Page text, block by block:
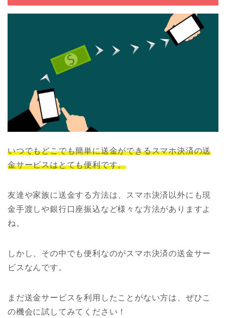
いつでもどこでも簡単に送金ができるスマホ決済の送
金サービスはとても便利です。
友達や家族に送金する方法は、スマホ決済以外にも現
金手渡しや銀行口座振込など様々な方法がありますよ
ね。
しかし、その中でも便利なのがスマホ決済の送金サー
ビスなんです。
まだ送金サービスを利用したことがない方は、ぜひこ
の機会に試してみてください！